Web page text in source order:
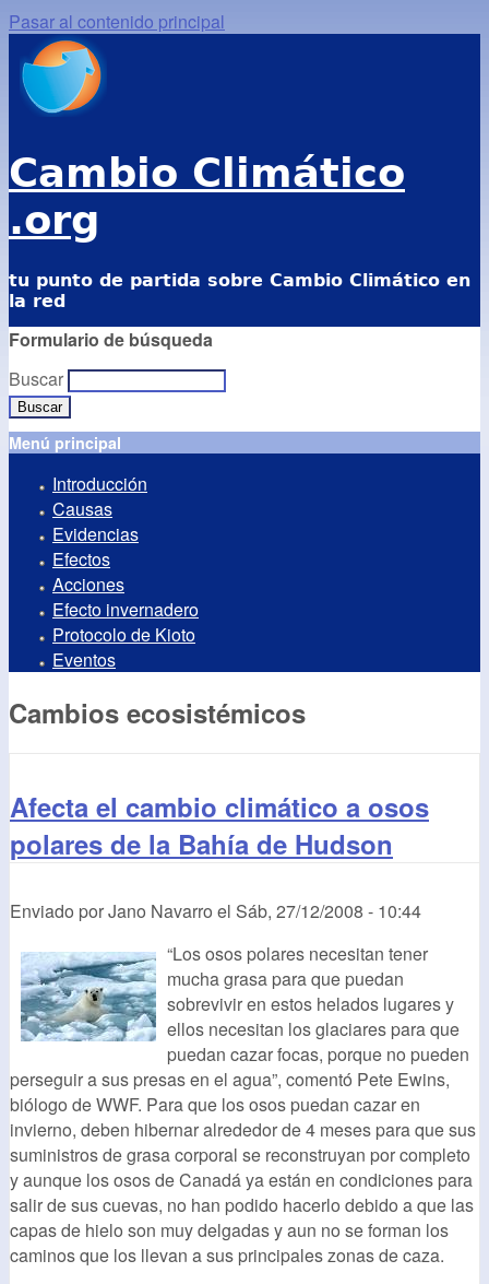
Pasar al contenido principal
Cambio Climático
.org
tu punto de partida sobre Cambio Climático en
la red
Formulario de búsqueda
Buscar
Menú principal
Introducción
Causas
Evidencias
Efectos
Acciones
Efecto invernadero
Protocolo de Kioto
Eventos
Cambios ecosistémicos
Afecta el cambio climático a osos
polares de la Bahía de Hudson
Enviado porJano Navarro el Sáb, 27/12/2008 - 10:44
“Los osos polares necesitan tener
mucha grasa para que puedan
sobrevivir en estos helados lugares y
ellos necesitan los glaciares para que
puedan cazar focas, porque no pueden
perseguir a sus presas en el agua”, comentó Pete Ewins,
biólogo de WWF. Para que los osos puedan cazar en
invierno, deben hibernar alrededor de 4 meses para que sus
suministros de grasa corporal se reconstruyan por completo
y aunque los osos de Canadá ya están en condiciones para
salir de sus cuevas, no han podido hacerlo debido a que las
capas de hielo son muy delgadas y aun no se forman los
caminos que los llevan a sus principales zonas de caza.